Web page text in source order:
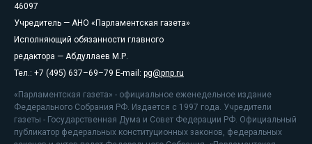
46097
Учредитель — АНО «Парламентская газета»
Исполняющий обязанности главного
редактора — Абдуллаев М.Р.
Тел.: +7 (495) 637–69–79 E-mail: pg@pnp.ru
«Парламентская газета» - официальное еженедельное издание
Федерального Собрания РФ. Издается с 1997 года. Учредители
газеты - Государственная Дума и Совет Федерации РФ. Официальный
публикатор федеральных конституционных законов, федеральных